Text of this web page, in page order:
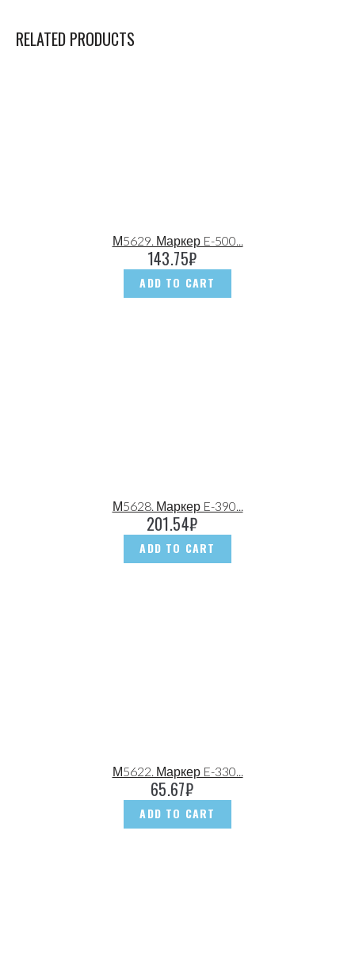
RELATED PRODUCTS
М5629. Маркер E-500...
143.75₽
ADD TO CART
М5628. Маркер E-390...
201.54₽
ADD TO CART
М5622. Маркер E-330...
65.67₽
ADD TO CART